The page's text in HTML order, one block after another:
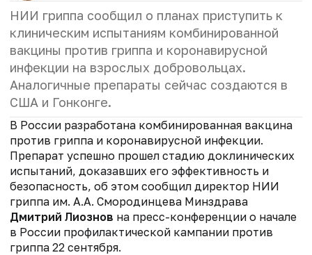
НИИ гриппа сообщил о планах приступить к
клиническим испытаниям комбинированной
вакцины против гриппа и коронавирусной
инфекции на взрослых добровольцах.
Аналогичные препараты сейчас создаются в
США и Гонконге.
В России разработана комбинированная вакцина
против гриппа и коронавирусной инфекции.
Препарат успешно прошел стадию доклинических
испытаний, доказавших его эффективность и
безопасность, об этом сообщил директор НИИ
гриппа им. А.А. Смородинцева Минздрава
Дмитрий Лиознов на пресс-конференции о начале
в России профилактической кампании против
гриппа 22 сентября.